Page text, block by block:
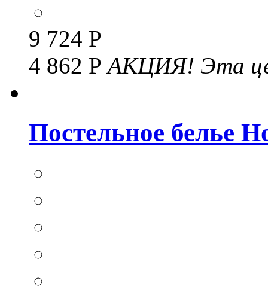
9 724 Р
4 862 РАКЦИЯ! Эта
Постельное белье